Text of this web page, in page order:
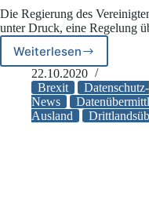
Die Regierung des
unter Druck, eine Regelung
Weiterlesen
Droht
zum
Jahreswechsel
der
Datenschutz-
22.10.2020
Brexit
Datenschutz-
News
Ausland